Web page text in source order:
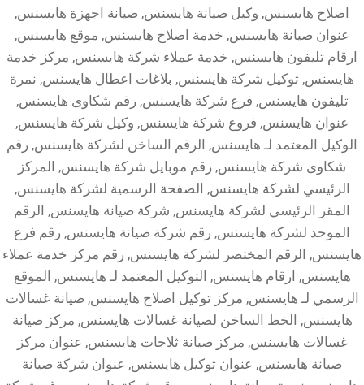
اصلاح هايسنس, وكيل صيانة هايسنس, صيانة اجهزة هايسنس,
عنوان صيانة هايسنس, خدمة اصلاح هايسنس, موقع هايسنس,
ارقام تليفون هايسنس, خدمة عملاء شركة هايسنس, مركز خدمة
هايسنس, توكيل شركة هايسنس, بلاغات اعطال هايسنس, نمرة
تليفون هايسنس, فرع شركة هايسنس, رقم شكاوى هايسنس,
عنوان هايسنس, فروع شركة هايسنس, وكيل شركة هايسنس,
الوكيل المعتمد لـ هايسنس, الرقم الساخن لشركة هايسنس, رقم
شكاوى شركة هايسنس, رقم موبايل شركة هايسنس, المركز
الرئيسي لشركة هايسنس, الصفحة الرسمية لشركة هايسنس,
المقر الرئيسي لشركة هايسنس, شركة صيانة هايسنس, الرقم
الموحد لشركة هايسنس, رقم شركة صيانة هايسنس, رقم فرع
هايسنس, الرقم المختصر لشركة هايسنس, رقم مركز خدمة عملاء
هايسنس, ارقام هايسنس, التوكيل المعتمد لـ هايسنس, الموقع
الرسمي لـ هايسنس, مركز توكيل اصلاح هايسنس, صيانة غسالات
هايسنس, الخط الساخن لصيانة غسالات هايسنس, مركز صيانة
غسالات هايسنس, مركز صيانة ثلاجات هايسنس, عنوان مركز
صيانة هايسنس, عنوان توكيل هايسنس, عنوان شركة صيانة